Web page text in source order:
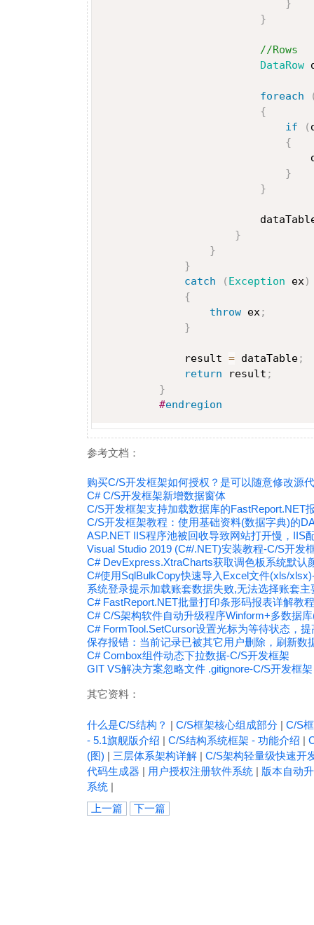
}
}
//Rows
DataRow
foreach
{
if
(
{
}
}
}
}
}
catch
( Exception ex)
{
throw ex;
}
             result
= dataTable;
return result ;
}
#endregion
参考文档：
购买C/S开发框架如何授权？是可以随意修改源
C# C/S开发框架新增数据窗体
C/S开发框架支持加载数据库的FastReport.NET
C/S开发框架教程：使用基础资料(数据字典)的
ASP.NET IIS程序池被回收导致网站打开慢，IIS
Visual Studio 2019 (C#/.NET)安装教程-C/S开发
C# DevExpress.XtraCharts获取调色板系统默认
C#使用SqlBulkCopy快速导入Excel文件(xls/
系统登录提示加载账套数据失败,无法选择账套
C# FastReport.NET批量打印条形码报表详解教
C# C/S架构软件自动升级程序Winform+多数据
C# FormTool.SetCursor设置光标为等待状态，
保存报错：当前记录已被其它用户删除，刷新数
C# Combox组件动态下拉数据-C/S开发框架
GIT VS解决方案忽略文件 .gitignore-C/S开发框架
其它资料：
什么是C/S结构？ | C/S框架核心组成部分 | C/S
- 5.1旗舰版介绍 | C/S结构系统框架 - 功能介绍 |
(图) | 三层体系架构详解 | C/S架构轻量级快速开
代码生成器 | 用户授权注册软件系统 | 版本自动
系统 |
上一篇
下一篇